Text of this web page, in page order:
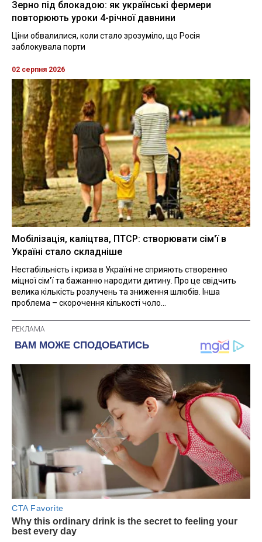
Зерно під блокадою: як українські фермери
повторюють уроки 4-річної давнини
Ціни обвалилися, коли стало зрозуміло, що Росія
заблокувала порти
02 серпня 2026
Мобілізація, каліцтва, ПТСР: створювати сім'ї в
Україні стало складніше
Нестабільність і криза в Україні не сприяють створенню
міцної сім'ї та бажанню народити дитину. Про це свідчить
велика кількість розлучень та зниження шлюбів. Інша
проблема – скорочення кількості чоло...